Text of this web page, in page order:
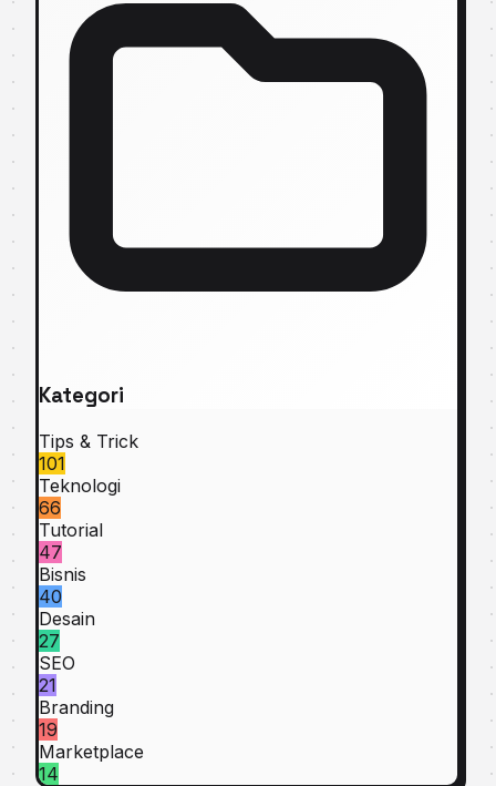
Kategori
Tips & Trick
101
Teknologi
66
Tutorial
47
Bisnis
40
Desain
27
SEO
21
Branding
19
Marketplace
14